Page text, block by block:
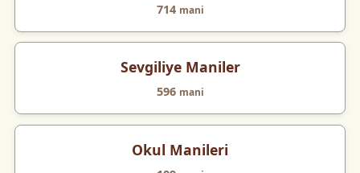
714 mani
Sevgiliye Maniler
596 mani
Okul Manileri